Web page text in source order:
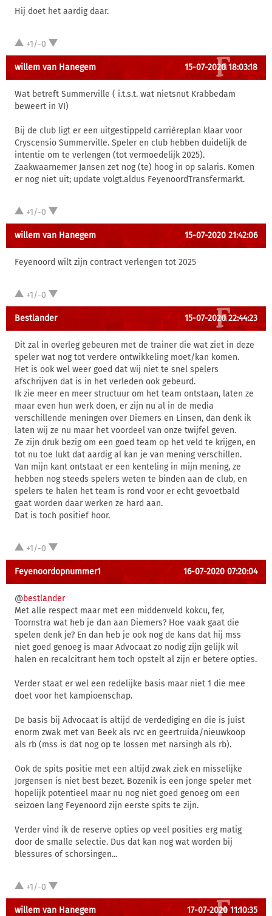
Hij doet het aardig daar.
+1/-0
willem van Hanegem 15-07-2020 18:03:18
Wat betreft Summerville ( i.t.s.t. wat nietsnut Krabbedam
beweert in VI)
Bij de club ligt er een uitgestippeld carrièreplan klaar voor
Cryscensio Summerville. Speler en club hebben duidelijk de
intentie om te verlengen (tot vermoedelijk 2025).
Zaakwaarnemer Jansen zet nog (te) hoog in op salaris. Komen
er nog niet uit; update volgt.aldus FeyenoordTransfermarkt.
+1/-0
willem van Hanegem 15-07-2020 21:42:06
Feyenoord wilt zijn contract verlengen tot 2025
+1/-0
Bestlander 15-07-2020 22:44:23
Dit zal in overleg gebeuren met de trainer die wat ziet in deze
speler wat nog tot verdere ontwikkeling moet/kan komen.
Het is ook wel weer goed dat wij niet te snel spelers
afschrijven dat is in het verleden ook gebeurd.
Ik zie meer en meer structuur om het team ontstaan, laten ze
maar even hun werk doen, er zijn nu al in de media
verschillende meningen over Diemers en Linsen, dan denk ik
laten wij ze nu maar het voordeel van onze twijfel geven.
Ze zijn druk bezig om een goed team op het veld te krijgen, en
tot nu toe lukt dat aardig al kan je van mening verschillen.
Van mijn kant ontstaat er een kenteling in mijn mening, ze
hebben nog steeds spelers weten te binden aan de club, en
spelers te halen het team is rond voor er echt gevoetbald
gaat worden daar werken ze hard aan.
Dat is toch positief hoor.
+1/-0
Feyenoordopnummer1 16-07-2020 07:20:04
@bestlander
Met alle respect maar met een middenveld kokcu, fer,
Toornstra wat heb je dan aan Diemers? Hoe vaak gaat die
spelen denk je? En dan heb je ook nog de kans dat hij mss
niet goed genoeg is maar Advocaat zo nodig zijn gelijk wil
halen en recalcitrant hem toch opstelt al zijn er betere opties.
Verder staat er wel een redelijke basis maar niet 1 die mee
doet voor het kampioenschap.
De basis bij Advocaat is altijd de verdediging en die is juist
enorm zwak met van Beek als rvc en geertruida/nieuwkoop
als rb (mss is dat nog op te lossen met narsingh als rb).
Ook de spits positie met een altijd zwak ziek en misselijke
Jorgensen is niet best bezet. Bozenik is een jonge speler met
hopelijk potentieel maar nu nog niet goed genoeg om een
seizoen lang Feyenoord zijn eerste spits te zijn.
Verder vind ik de reserve opties op veel posities erg matig
door de smalle selectie. Dus dat kan nog wat worden bij
blessures of schorsingen...
+1/-0
willem van Hanegem 17-07-2020 11:10:35